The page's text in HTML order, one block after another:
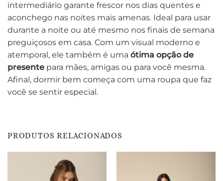
intermediário garante frescor nos dias quentes e
aconchego nas noites mais amenas. Ideal para usar
durante a noite ou até mesmo nos finais de semana
preguiçosos em casa. Com um visual moderno e
atemporal, ele também é uma ótima opção de
presente para mães, amigas ou para você mesma.
Afinal, dormir bem começa com uma roupa que faz
você se sentir especial.
PRODUTOS RELACIONADOS